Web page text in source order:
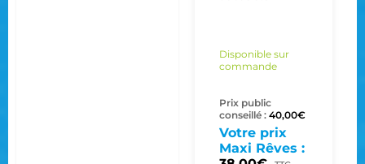
Disponible sur
commande
Prix public
conseillé : 40,00€
Votre prix
Maxi Rêves :